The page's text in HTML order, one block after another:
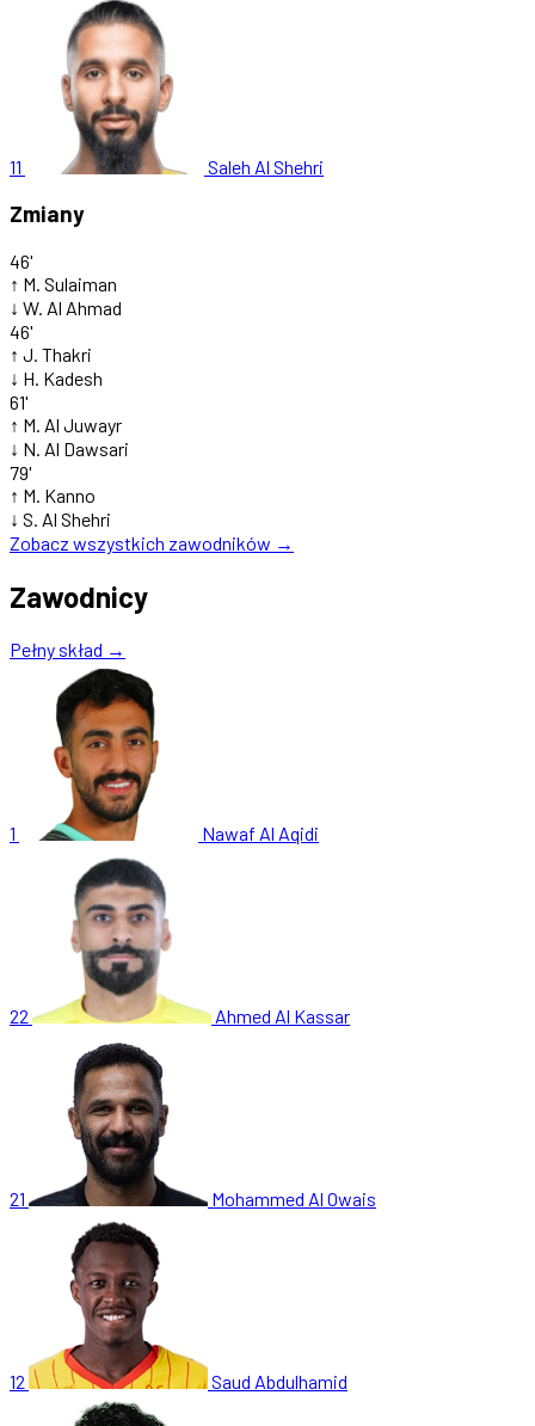
11 Saleh Al Shehri
Zmiany
46'
↑ M. Sulaiman
↓ W. Al Ahmad
46'
↑ J. Thakri
↓ H. Kadesh
61'
↑ M. Al Juwayr
↓ N. Al Dawsari
79'
↑ M. Kanno
↓ S. Al Shehri
Zobacz wszystkich zawodników →
Zawodnicy
Pełny skład →
1 Nawaf Al Aqidi
22 Ahmed Al Kassar
21 Mohammed Al Owais
12 Saud Abdulhamid